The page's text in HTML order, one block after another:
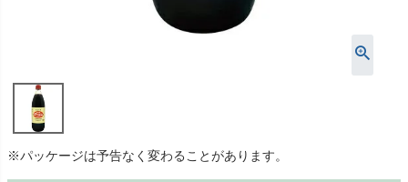
※パッケージは予告なく変わることがあります。